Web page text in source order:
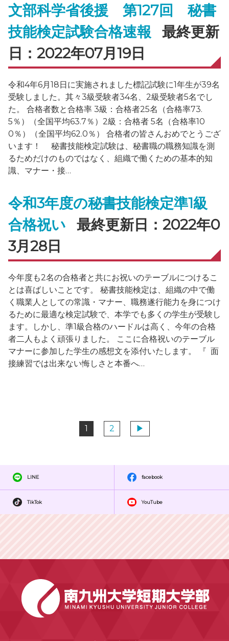
文部科学省後援 第127回 秘書
技能検定試験合格速報 最終更新
日：2022年07月19日
令和4年6月18日に実施されました標記試験に1年生が39名
受験しました。其々3級受験者34名、2級受験者5名でし
た。 合格者数と合格率 3級：合格者25名（合格率73.
5％）（全国平均63.7％）2級：合格者 5名（合格率10
0％）（全国平均62.0％） 合格者の皆さんおめでとうござ
います！ 秘書技能検定試験は、秘書職の職務知識を測
るためだけのものではなく、組織で働くための基本的知
識、マナー・接…
令和3年度の秘書技能検定準1級
合格祝い 最終更新日：2022年0
3月28日
今年度も2名の合格者と共にお祝いのテーブルにつけるこ
とは喜ばしいことです。 秘書技能検定は、組織の中で働
く職業人としての常識・マナー、職務遂行能力を身につけ
るために最適な検定試験で、本学でも多くの学生が受験し
ます。しかし、準1級合格のハードルは高く、今年の合格
者二人もよく頑張りました。 ここに合格祝いのテーブル
マナーに参加した学生の感想文を添付いたします。 『 面
接練習では出来ない悔しさと本番へ…
1 2 ▶
LINE facebook
TikTok YouTube